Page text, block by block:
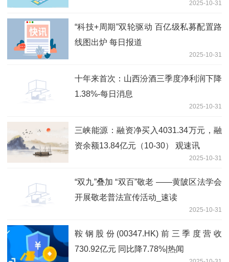
2025-10-31
“科技+周期”双轮驱动 百亿级私募配置路
线图出炉 每日报道
2025-10-31
十年来首次：山西汾酒三季度净利润下降
1.38%-每日消息
2025-10-31
三峡能源：融资净买入4031.34万元，融
资余额13.84亿元（10-30） 观速讯
2025-10-31
“双九”叠加 “双百”敬老​ ——黄陂区法学会
开展敬老普法宣传活动_速读
2025-10-31
鞍钢股份(00347.HK)前三季度营收
730.92亿元 同比降7.78%|热闻